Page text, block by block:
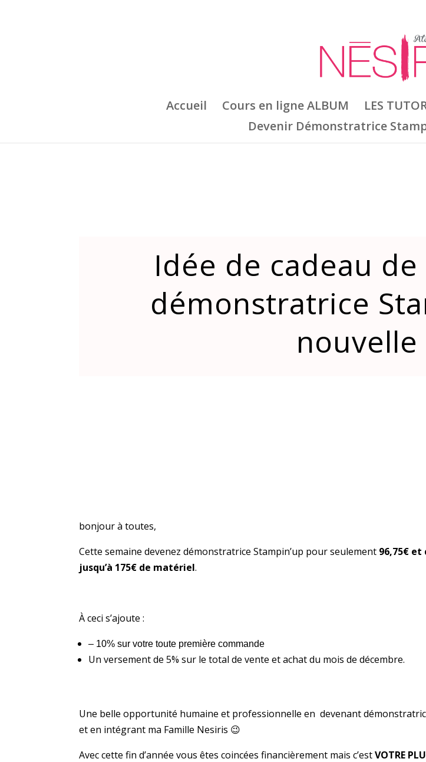
Accueil Cours en ligne ALBUM LES
Devenir Démonstratrice
Idée de cadeau
démonstratrice
bonjour à toutes,
Cette semaine devenez démonstratrice Stampin’up pour seulement 96,75€ et
jusqu’à 175€ de matériel.
À ceci s’ajoute :
– 10% sur votre toute première commande
Un versement de 5% sur le total de vente et achat du mois de décembre.
Une belle opportunité humaine et professionnelle en devenant
et en intégrant ma Famille Nesiris 😉
Avec cette fin d’année vous êtes coincées financièrement mais c’estVOTRE